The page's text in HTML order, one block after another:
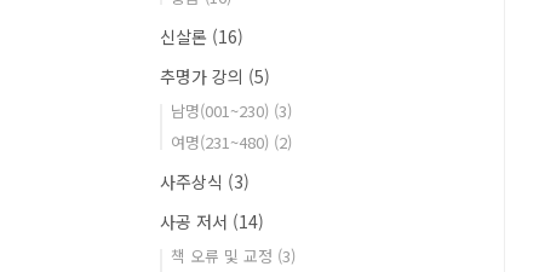
신살론 (16)
추명가 강의 (5)
남명(001~230) (3)
여명(231~480) (2)
사주상식 (3)
사공 저서 (14)
책 오류 및 교정 (3)